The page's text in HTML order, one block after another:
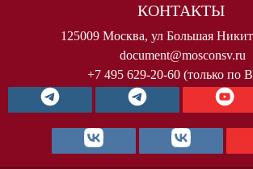
КОНТАКТЫ
125009 Москва, ул Большая
document@mosconsv.ru
+7 495 629-20-60 (только по